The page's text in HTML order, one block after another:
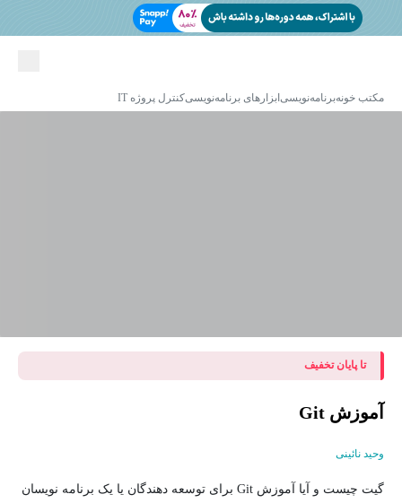
مکتب خونهبرنامه‌نویسی ابزارهای برنامه‌نویسیکنترل پروژه IT
تا پایان تخفیف
آموزش Git
وحید نائینی
گیت چیست و آیا آموزش Git برای توسعه دهندگان یا یک برنامه نویسان